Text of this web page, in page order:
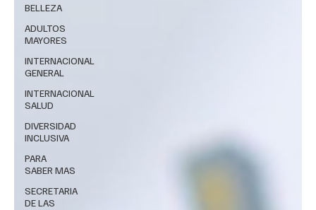
BELLEZA
ADULTOS
MAYORES
INTERNACIONAL
GENERAL
INTERNACIONAL
SALUD
DIVERSIDAD
INCLUSIVA
PARA
SABER MAS
SECRETARIA
DE LAS